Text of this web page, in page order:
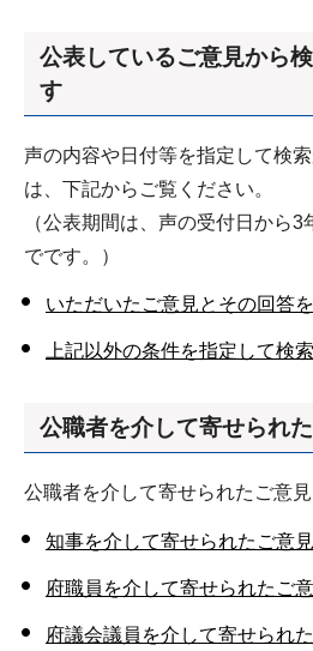
公表しているご意見から
す
声の内容や日付等を指定して検
は、下記からご覧ください。
（公表期間は、声の受付日から3
でです。）
いただいたご意見とその回答
上記以外の条件を指定して検
公職者を介して寄せられ
公職者を介して寄せられたご意見
知事を介して寄せられたご意見
府職員を介して寄せられたご
府議会議員を介して寄せられ